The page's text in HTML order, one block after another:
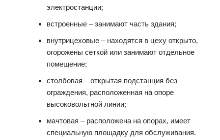
электростанции;
встроенные – занимают часть здания;
внутрицеховые – находятся в цеху открыто,
огорожены сеткой или занимают отдельное
помещение;
столбовая – открытая подстанция без
ограждения, расположенная на опоре
высоковольтной линии;
мачтовая – расположена на опорах, имеет
специальную площадку для обслуживания.